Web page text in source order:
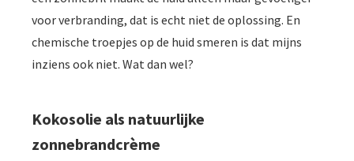
voor verbranding, dat is echt niet de oplossing. En
chemische troepjes op de huid smeren is dat mijns
inziens ook niet. Wat dan wel?
Kokosolie als natuurlijke
zonnebrandcrème